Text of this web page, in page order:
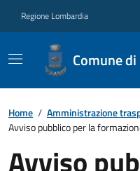
Regione Lombardia
Comune
Home / Amministrazione
Avviso pubblico per la
Avviso